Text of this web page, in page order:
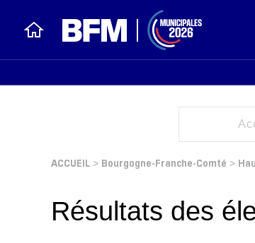
ACCUEIL > Bourgogne-Franche-Comté >
Résultats des